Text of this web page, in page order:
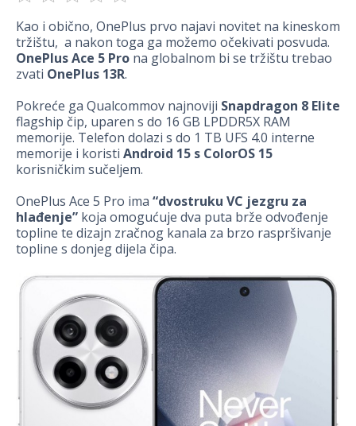
Kao i obično, OnePlus prvo najavi novitet na kineskom
tržištu, a nakon toga ga možemo očekivati posvuda.
OnePlus Ace 5 Pro na globalnom bi se tržištu trebao
zvati OnePlus 13R.
Pokreće ga Qualcommov najnoviji Snapdragon 8 Elite
flagship čip, uparen s do 16 GB LPDDR5X RAM
memorije. Telefon dolazi s do 1 TB UFS 4.0 interne
memorije i koristi Android 15 s ColorOS 15
korisničkim sučeljem.
OnePlus Ace 5 Pro ima “dvostruku VC jezgru za
hlađenje” koja omogućuje dva puta brže odvođenje
topline te dizajn zračnog kanala za brzo raspršivanje
topline s donjeg dijela čipa.